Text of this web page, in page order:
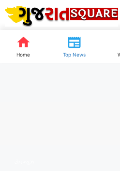
Skip
content
Home Top News